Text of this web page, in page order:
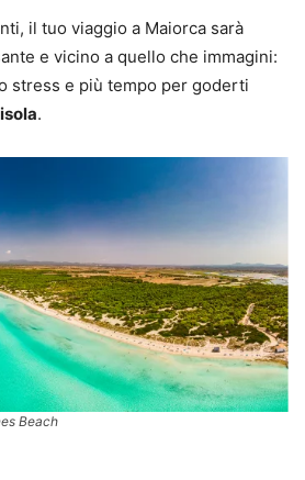
il tuo viaggio a Maiorca sarà
e vicino a quello che immagini:
stress e più tempo per goderti
.
Beach